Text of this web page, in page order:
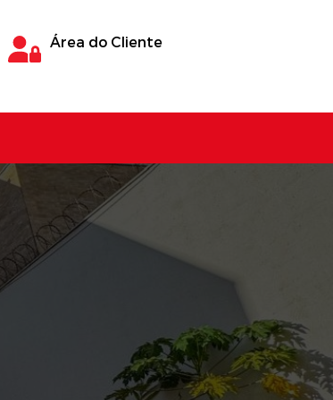
Área do Cliente